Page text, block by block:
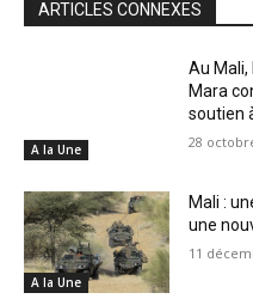
ARTICLES CONNEXES
A la Une
Au Mali,
Mara
soutien
28
A la Une
Mali :
une
11